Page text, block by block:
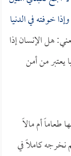
خوفته في الدنيا
هل الإنسان إذا
يعتبر من أمن
طعاماً أم مالاً
كاملاً في